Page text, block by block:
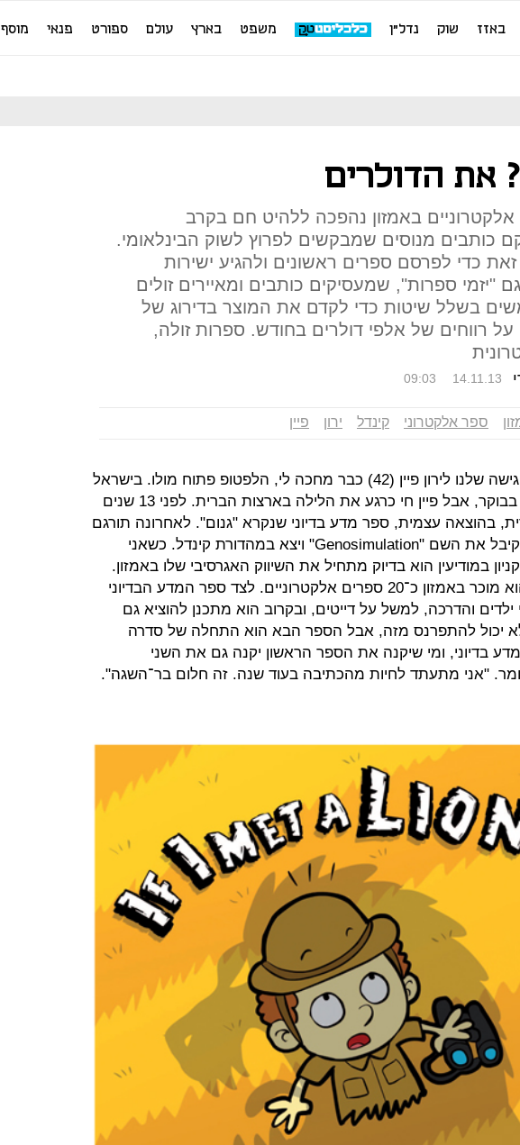
באזז שוק נדל"ן משפט בארץ עולם ספורט פנאי מוסף
את הדולרים
באמזון נהפכה ללהיט חם בקרב
כותבים מנוסים שמבקשים לפרוץ לשוק הבינלאומי.
כדי לפרסם ספרים ראשונים ולהגיע ישירות
"יזמי ספרות", שמעסיקים כותבים ומאיירים זולים
בשלל שיטות כדי לקדם את המוצר בדירוג של
על רווחים של אלפי דולרים בחודש. ספרות זולה,
09:03 14.11.13
ספר אלקטרוני קינדל ירון פיין
כשאני מגיעה לפגישה שלנו לירון פיין (42) כבר מחכה לי, הלפטופ פתוח מולו. בישראל
השעה עשר וחצי בבוקר, אבל פיין חי כרגע את הלילה בארצות הברית. לפני 13 שנים
בהוצאה עצמית, ספר מדע בדיוני שנקרא "גנום". לאחרונה תורגם
הספר לאנגלית, קיבל את השם "Genosimulation" ויצא במהדורת קינדל. כשאני
במודיעין הוא בדיוק מתחיל את השיווק האגרסיבי שלו באמזון.
פיין כבר מיומן: הוא מוכר באמזון כ־20 ספרים אלקטרוניים. לצד ספר המדע הבדיוני
והדרכה, למשל על דייטים, ובקרוב הוא מתכנן להוציא גם
לא יכול להתפרנס מזה, אבל הספר הבא הוא התחלה של סדרה
בדיוני, ומי שיקנה את הספר הראשון יקנה גם את השני
"אני מתעתד לחיות מהכתיבה בעוד שנה. זה חלום בר־השגה".